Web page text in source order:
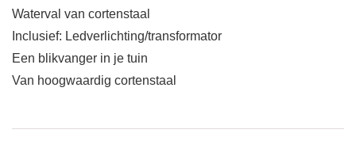
Waterval van cortenstaal
Inclusief: Ledverlichting/transformator
Een blikvanger in je tuin
Van hoogwaardig cortenstaal